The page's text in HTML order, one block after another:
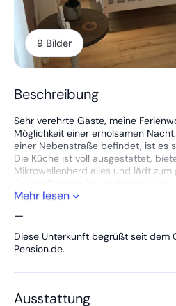
9 Bilder
Beschreibung
Sehr verehrte Gäste, meine
Möglichkeit einer erholsamen
einer Nebenstraße befindet, ist es
Die Küche ist voll ausgestattet,
Mikrowellenherd alles und lädt zum
Panoramablick bis zur Kapelle und
achten Sie jedoch dabei, dass Ihr
steht. Die Schlüsselübergabe
Schlüsseltresor und den
Besuch! Ihre Salvatrice Palmina
Mehr lesen
—
Diese Unterkunft begrüßt seit
Pension.de.
Ausstattung